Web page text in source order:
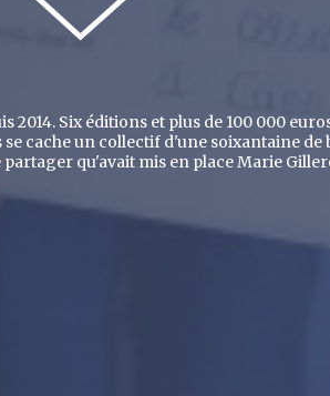
2014. Six éditions et plus de 100 000
cache un collectif d'une soixantaine de
qu'avait mis en place Marie